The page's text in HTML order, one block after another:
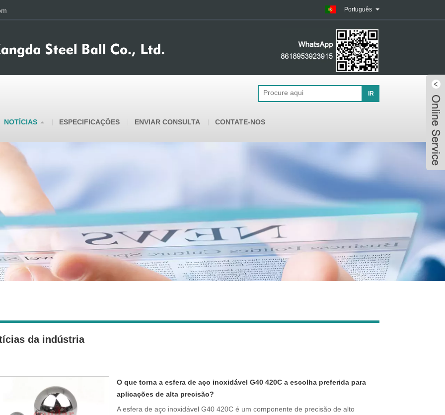
Português
NOTÍCIAS ESPECIFICAÇÕES ENVIAR CONSULTA CONTATE-NOS
da indústria
O que torna a esfera de aço inoxidável G40 420C a escolha preferida para
aplicações de alta precisão?
A esfera de aço inoxidável G40 420C é um componente de precisão de alto